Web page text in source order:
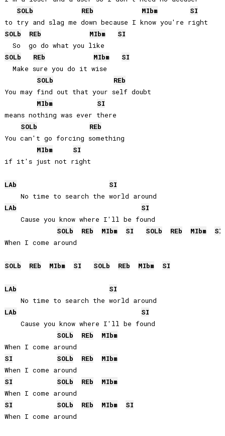
SOLb
REb MIbm
SI
SOLb
REb MIbm
SI
SOLb
REb MIbm
SI
  Make sure you do it wise
SOLb
REb
You may find out that your self doubt
MIbm
SI
means nothing was ever there
SOLb
REb
You can't go forcing something
MIbm
SI
if it's just not right
LAb
SI
LAb
SI
    Cause you know where I'll be found
SOLb
REb MIbm SI SOLb REb MIbm
SI
When I come around
SOLb REb MIbm SI SOLb REb MIbm SI
LAb
SI
LAb
SI
    Cause you know where I'll be found
SOLb
REb MIbm
SI
SOLb REb MIbm
SI
SOLb REb MIbm
SI
SOLb REb MIbm
SI